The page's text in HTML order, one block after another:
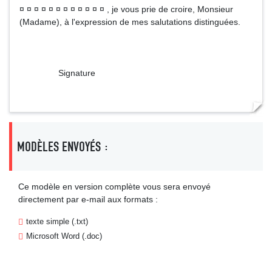
¤ ¤ ¤ ¤ ¤ ¤ ¤ ¤ ¤ ¤ ¤ ¤ , je vous prie de croire, Monsieur
(Madame), à l'expression de mes salutations distinguées.
Signature
MODÈLES ENVOYÉS :
Ce modèle en version complète vous sera envoyé
directement par e-mail aux formats :
texte simple (.txt)
Microsoft Word (.doc)